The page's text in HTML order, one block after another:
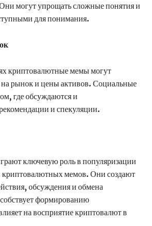
могут упрощать сложные понятия и
для понимания.
криптовалютные мемы могут
на рынок и цены активов. Социальные
где обсуждаются и
и спекуляции.
ключевую роль в популяризации
криптовалютных мемов. Они создают
обсуждения и обмена
формированию
на восприятие криптовалют в